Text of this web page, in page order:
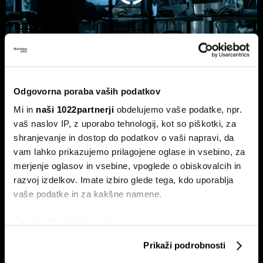
Odgovorna poraba vaših podatkov
Mi in naši 1022partnerji obdelujemo vaše podatke, npr.
vaš naslov IP, z uporabo tehnologij, kot so piškotki, za
shranjevanje in dostop do podatkov o vaši napravi, da
vam lahko prikazujemo prilagojene oglase in vsebino, za
merjenje oglasov in vsebine, vpoglede o obiskovalcih in
razvoj izdelkov. Imate izbiro glede tega, kdo uporablja
vaše podatke in za kakšne namene.
Prikaži podrobnosti
Top 5 novic za začetek dneva: nov
val kibernetskih napadov na Wall
Streetu
To so najpomembnejše poslovne novice za začetek dneva.